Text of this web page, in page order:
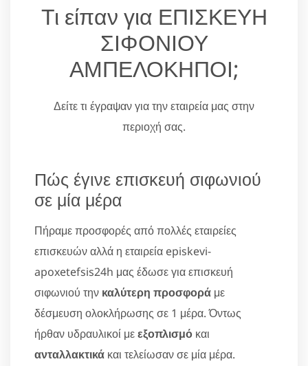
Τι είπαν για ΕΠΙΣΚΕΥΗ
ΣΙΦΟΝΙΟΥ
ΑΜΠΕΛΟΚΗΠΟΙ;
Δείτε τι έγραψαν για την εταιρεία μας στην
περιοχή σας.
Πώς έγινε επισκευή σιφωνιού
σε μία μέρα
Πήραμε προσφορές από πολλές εταιρείες
επισκευών αλλά η εταιρεία episkevi-
apoxetefsis24h μας έδωσε για επισκευή
σιφωνιού την καλύτερη προσφορά με
δέσμευση ολοκλήρωσης σε 1 μέρα. Όντως
ήρθαν υδραυλικοί μεεξοπλισμό και
ανταλλακτικά και τελείωσαν σε μία μέρα.